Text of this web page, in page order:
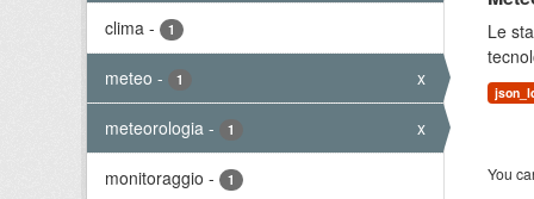
clima - 1
meteo - 1 x
meteorologia - 1 x
monitoraggio - 1
Le
You